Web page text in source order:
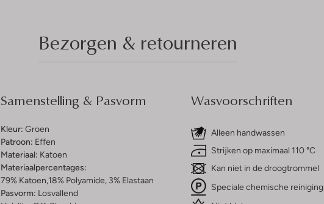
Bezorgen & retourneren
Samenstelling & Pasvorm
Kleur: Groen
Patroon: Effen
Materiaal: Katoen
Materiaalpercentages:
79% Katoen,18% Polyamide, 3% Elastaan
Pasvorm: Losvallend
Wasvoorschriften
Alleen handwassen
Strijken op maximaal 110 °C
Kan niet in de droogtrommel
Speciale chemische reiniging